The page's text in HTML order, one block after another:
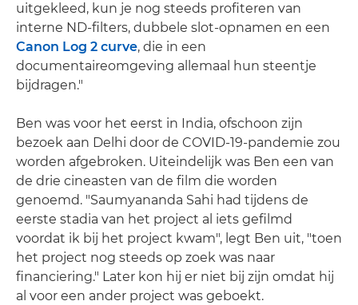
uitgekleed, kun je nog steeds profiteren van
interne ND-filters, dubbele slot-opnamen en een
Canon Log 2 curve, die in een
documentaireomgeving allemaal hun steentje
bijdragen."
Ben was voor het eerst in India, ofschoon zijn
bezoek aan Delhi door de COVID-19-pandemie zou
worden afgebroken. Uiteindelijk was Ben een van
de drie cineasten van de film die worden
genoemd. "Saumyananda Sahi had tijdens de
eerste stadia van het project al iets gefilmd
voordat ik bij het project kwam", legt Ben uit, "toen
het project nog steeds op zoek was naar
financiering." Later kon hij er niet bij zijn omdat hij
al voor een ander project was geboekt.